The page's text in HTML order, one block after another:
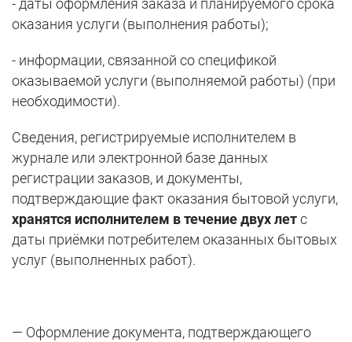
- даты оформления заказа и планируемого срока
оказания услуги (выполнения работы);
- информации, связанной со спецификой
оказываемой услуги (выполняемой работы) (при
необходимости).
Сведения, регистрируемые исполнителем в
журнале или электронной базе данных
регистрации заказов, и документы,
подтверждающие факт оказания бытовой услуги,
хранятся исполнителем в течение двух летс
даты приёмки потребителем оказанных бытовых
услуг (выполненных работ).
— Оформление документа, подтверждающего